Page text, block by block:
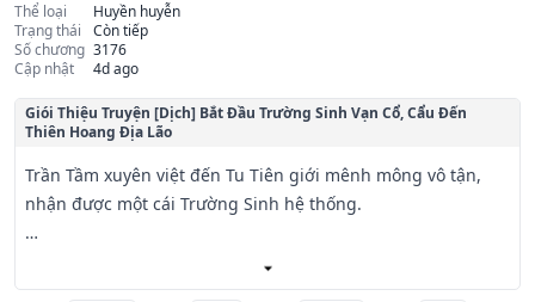
Thể loại
Huyền huyễn
Trạng thái
Còn tiếp
Số chương 3176
Cập nhật
4d ago
Giói Thiệu Truyện [Dịch] Bắt Đầu Trường Sinh Vạn Cổ, Cẩu Đến
Thiên Hoang Địa Lão
Trần Tầm xuyên việt đến Tu Tiên giới mênh mông vô tận,
nhận được một cái Trường Sinh hệ thống.
Không tranh bá.